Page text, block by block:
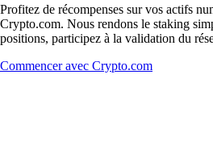
Profitez de récompenses sur vos actifs
Crypto.com. Nous rendons le staking
positions, participez à la validation du
Commencer avec Crypto.com